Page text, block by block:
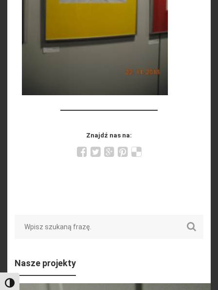
Toggle High Contrast
Znajdź nas na:
Nasze projekty